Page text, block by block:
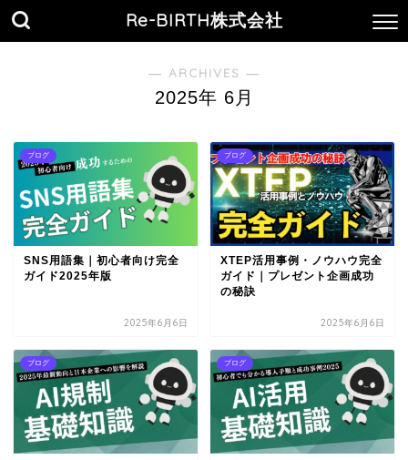
Re-BIRTH株式会社
― ARCHIVES ―
2025年 6月
ブログ
SNS用語集｜初心者向け完全
ガイド2025年版
2025年6月6日
ブログ
XTEP活用事例・ノウハウ完全
ガイド｜プレゼント企画成功
の秘訣
2025年6月6日
ブログ ブログ